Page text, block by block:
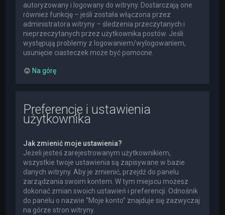
autoryzowany i logowany do witryny. Dostarczają one
również funkcję – jeśli została włączona przez
administratora witryny – śledzenia przeczytanych i
nieprzeczytanych przez użytkownika postów. Jeśli
występują problemy z logowaniem/wylogowaniem,
usunięcie ciasteczek może być pomocne.
Na górę
Preferencje i ustawienia
użytkownika
Jak zmienić moje ustawienia?
Jeżeli jesteś zarejestrowanym użytkownikiem,
wszystkie twoje ustawienia są zapisywane w bazie
danych witryny. Aby je zmienić, przejdź do panelu
zarządzania swoim kontem. W tym miejscu możesz
dokonać zmian swoich ustawień i preferencji. Odnośnik
do panelu o nazwie “Moje konto” znajduje się zazwyczaj
na górze stron witryny.